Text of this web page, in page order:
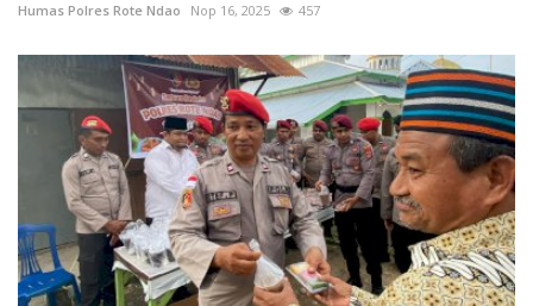
Humas Polres Rote Ndao Nop 16, 2025 457